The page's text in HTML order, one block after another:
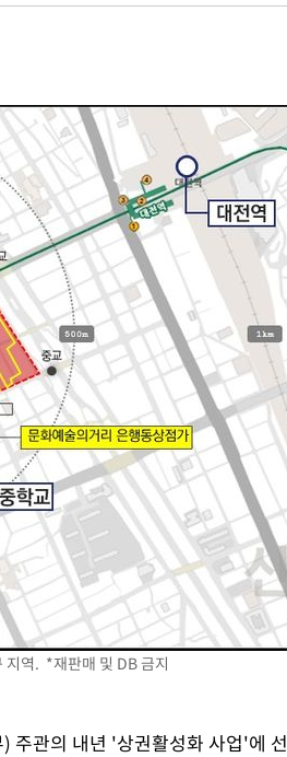
지역. *재판매 및 DB 금지
주관의 내년 '상권활성화 사업'에 선